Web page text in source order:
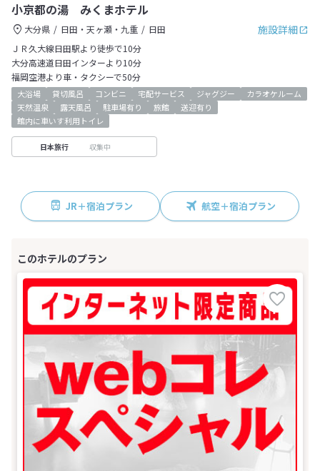
小京都の湯 みくまホテル
施設詳細
大分県 日田・天ヶ瀬・九重
日田
ＪＲ久大線日田駅より徒歩で10分
大分高速道日田インターより10分
福岡空港より車・タクシーで50分
大浴場 貸切風呂 コンビニ 宅配サービス ジャグジー
カラオケルーム
天然温泉
露天風呂 駐車場有り 旅館
送迎有り
館内に車いす利用トイレ
日本旅行 収集中
JR＋宿泊プラン 航空＋宿泊プラン